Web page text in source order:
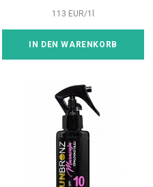
113 EUR/1
IN DEN WARENKORB